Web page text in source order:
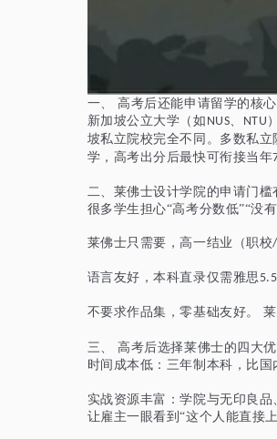
一、
高考后还能申请留学的核
新加坡公立大学（如 NUS、 NTU
坡私立院校完全不同。多数私
学，高考出分后最快可衔接当年
二、莱佛士设计学院的申请门槛
很多学生担心“高考分数低”“没
莱佛士只需要，高一结业（职校/
语言友好，本科直录仅需雅思 5.5
不要求作品集，零基础友好。
三、
高考后选择莱佛士的四大
时间成本低：三年制本科，比国
实战资源丰富：学院与无印良
让雇主一眼看到“这个人能直接